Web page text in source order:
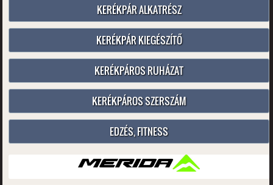
KERÉKPÁR ALKATRÉSZ
KERÉKPÁR KIEGÉSZÍTŐ
KERÉKPÁROS RUHÁZAT
KERÉKPÁROS SZERSZÁM
EDZÉS, FITNESS